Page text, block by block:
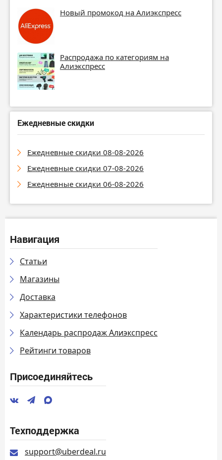
Новый промокод на Алиэкспресс
Распродажа по категориям на
Алиэкспресс
Ежедневные скидки
Ежедневные скидки 08-08-2026
Ежедневные скидки 07-08-2026
Ежедневные скидки 06-08-2026
Навигация
Статьи
Магазины
Доставка
Характеристики телефонов
Календарь распродаж Алиэкспресс
Рейтинги товаров
Присоединяйтесь
Техподдержка
support@uberdeal.ru